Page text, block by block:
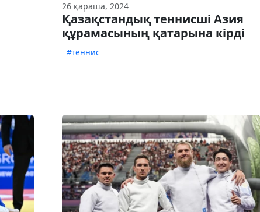
26 қараша, 2024
Қазақстандық теннисші Азия
құрамасының қатарына кірді
#теннис